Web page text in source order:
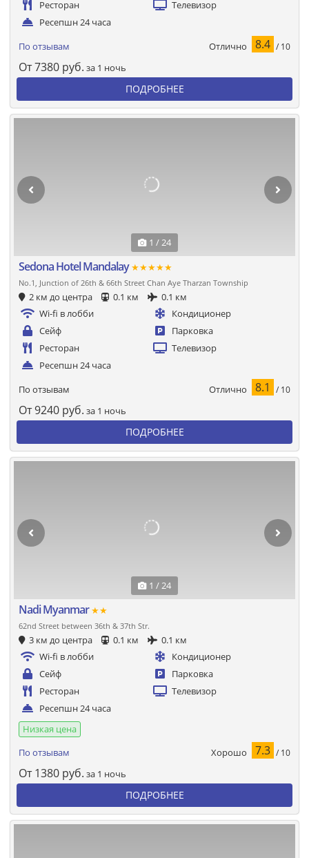
Ресторан
Телевизор
Ресепшн 24 часа
По отзывам Отлично 8.4 / 10
От7380 руб. за 1 ночь
ПОДРОБНЕЕ
1 / 24
Sedona Hotel Mandalay★★★★★
No.1, Junction of 26th & 66th Street Chan Aye Tharzan Township
2 км до центра 0.1 км
0.1 км
Wi-fi в лобби
Кондиционер
Сейф
Парковка
Ресторан
Телевизор
Ресепшн 24 часа
По отзывам Отлично 8.1 / 10
От9240 руб. за 1 ночь
ПОДРОБНЕЕ
1 / 24
Nadi Myanmar★★
62nd Street between 36th & 37th Str.
3 км до центра 0.1 км
0.1 км
Wi-fi в лобби
Кондиционер
Сейф
Парковка
Ресторан
Телевизор
Ресепшн 24 часа
Низкая цена
По отзывам
Хорошо 7.3 / 10
От 1380 руб. за 1 ночь
ПОДРОБНЕЕ